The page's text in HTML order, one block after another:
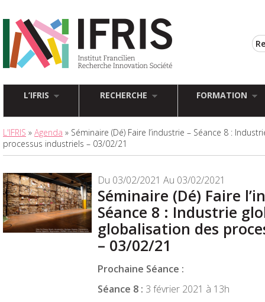
L’IFRIS RECHERCHE FORMATION
L'IFRIS » Agenda » Séminaire (Dé) Faire l’industrie – Séance 8 :
processus industriels – 03/02/21
Du 03/02/2021 Au 03/02/2021
Séminaire (Dé) Faire
Séance 8 : Industrie
globalisation des
– 03/02/21
Prochaine Séance :
Séance 8 : 3 février 2021 à 13h